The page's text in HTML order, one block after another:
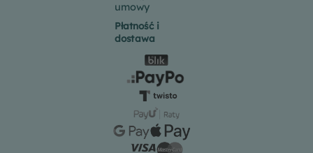
umowy
Płatność i
dostawa